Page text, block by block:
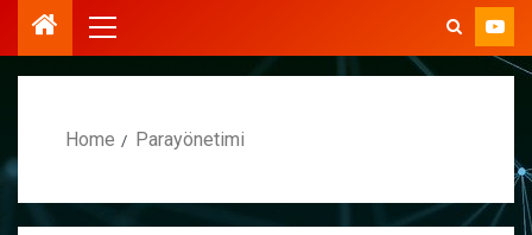
Home Parayönetimi